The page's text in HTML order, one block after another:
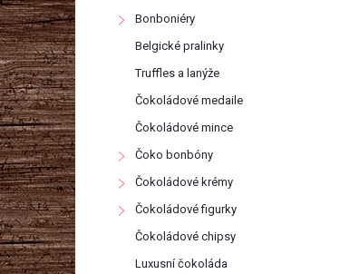
t
r
a
n
n
í
Bonboniéry
Belgické pralinky
Truffles a lanýže
Čokoládové medaile
Čokoládové mince
Čoko bonbóny
Čokoládové krémy
Čokoládové figurky
Čokoládové chipsy
Luxusní čokoláda